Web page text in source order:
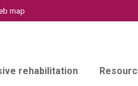
map
rehabilitation